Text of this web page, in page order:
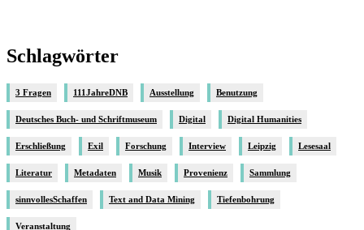
Schlagwörter
3 Fragen 111JahreDNB Ausstellung Benutzung
Deutsches Buch- und Schriftmuseum Digital Digital Humanities
Erschließung Exil Forschung Interview Leipzig Lesesaal
Literatur Metadaten Musik Provenienz Sammlung
sinnvollesSchaffen Text and Data Mining Tiefenbohrung
Veranstaltung